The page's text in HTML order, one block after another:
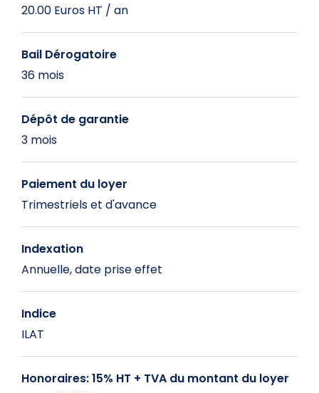
20.00 Euros HT / an
Bail Dérogatoire
36 mois
Dépôt de garantie
3 mois
Paiement du loyer
Trimestriels et d'avance
Indexation
Annuelle, date prise effet
Indice
ILAT
Honoraires: 15% HT + TVA du montant du loyer